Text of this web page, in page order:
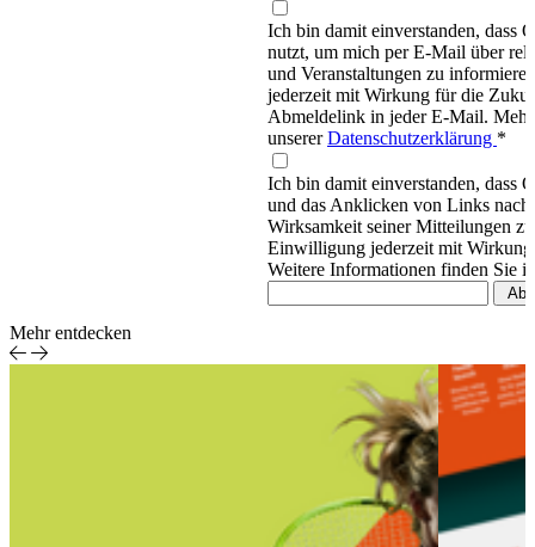
Ich bin damit einverstanden, dass
nutzt, um mich per E-Mail über
und Veranstaltungen zu
jederzeit mit Wirkung für die
Abmeldelink in jeder E-Mail.
unsererDatenschutzerklärung *
Ich bin damit einverstanden, dass
und das Anklicken von Links
Wirksamkeit seiner Mitteilungen
Einwilligung jederzeit mit
Weitere Informationen finden Sie
Mehr entdecken